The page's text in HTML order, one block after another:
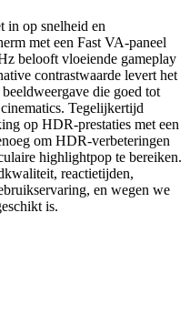
op snelheid en
met een Fast VA-paneel
belooft vloeiende gameplay
contrastwaarde levert het
die goed tot
Tegelijkertijd
op HDR-prestaties met een
om HDR-verbeteringen
highlightpop te bereiken.
reactietijden,
en wegen we
is.